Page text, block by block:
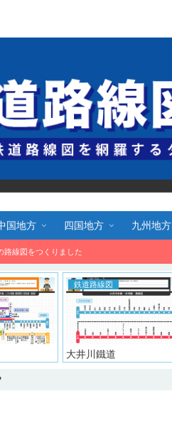
国地方 四国地方 九州地方
路線図をつくりました
鉄道路線図 東京都